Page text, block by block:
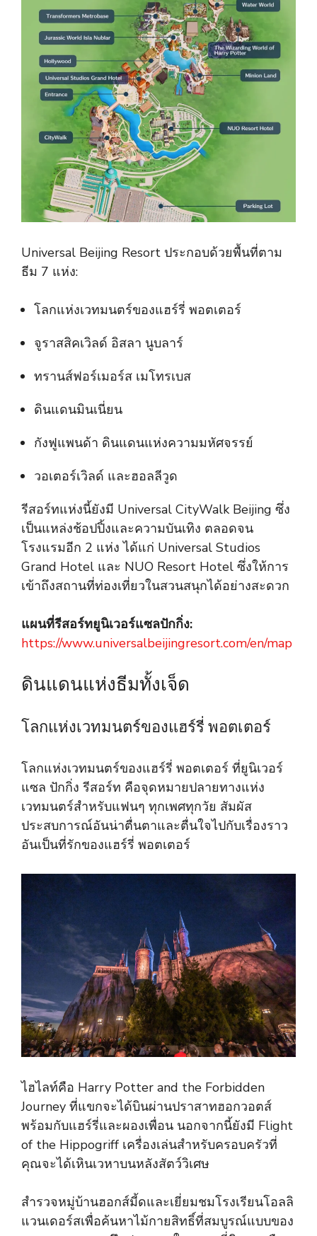
Universal Beijing Resort ประกอบด้วยพื้นที่ตาม
ธีม 7 แห่ง:
โลกแห่งเวทมนตร์ของแฮร์รี่ พอตเตอร์
จูราสสิคเวิลด์ อิสลา นูบลาร์
ทรานส์ฟอร์เมอร์ส เมโทรเบส
ดินแดนมินเนี่ยน
กังฟูแพนด้า ดินแดนแห่งความมหัศจรรย์
วอเตอร์เวิลด์ และฮอลลีวูด
รีสอร์ทแห่งนี้ยังมี Universal CityWalk Beijing ซึ่ง
เป็นแหล่งช้อปปิ้งและความบันเทิง ตลอดจน
โรงแรมอีก 2 แห่ง ได้แก่ Universal Studios
Grand Hotel และ NUO Resort Hotel ซึ่งให้การ
เข้าถึงสถานที่ท่องเที่ยวในสวนสนุกได้อย่างสะดวก
แผนที่รีสอร์ทยูนิเวอร์แซลปักกิ่ง:
https://www.universalbeijingresort.com/en/map
ดินแดนแห่งธีมทั้งเจ็ด
โลกแห่งเวทมนตร์ของแฮร์รี่ พอตเตอร์
โลกแห่งเวทมนตร์ของแฮร์รี่ พอตเตอร์ ที่ยูนิเวอร์
แซล ปักกิ่ง รีสอร์ท คือจุดหมายปลายทางแห่ง
เวทมนตร์สำหรับแฟนๆ ทุกเพศทุกวัย สัมผัส
ประสบการณ์อันน่าตื่นตาและตื่นใจไปกับเรื่องราว
อันเป็นที่รักของแฮร์รี่ พอตเตอร์
ไฮไลท์คือ Harry Potter and the Forbidden
Journey ที่แขกจะได้บินผ่านปราสาทฮอกวอตส์
พร้อมกับแฮร์รี่และผองเพื่อน นอกจากนี้ยังมี Flight
of the Hippogriff เครื่องเล่นสำหรับครอบครัวที่
คุณจะได้เหินเวหาบนหลังสัตว์วิเศษ
สำรวจหมู่บ้านฮอกส์มี้ดและเยี่ยมชมโรงเรียนโอลลิ
แวนเดอร์สเพื่อค้นหาไม้กายสิทธิ์ที่สมบูรณ์แบบของ